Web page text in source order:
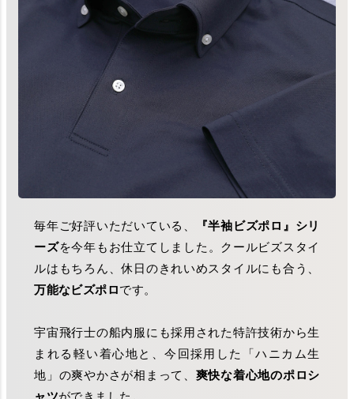
毎年ご好評いただいている、
『半袖ビズポロ』シリ
ーズを今年もお仕立てしました。クールビズスタイ
ルはもちろん、休日のきれいめスタイルにも合う、
万能なビズポロです。
宇宙飛行士の船内服にも採用された特許技術から生
まれる軽い着心地と、今回採用した「ハニカム生
地」の爽やかさが相まって、 爽快な着心地のポロシ